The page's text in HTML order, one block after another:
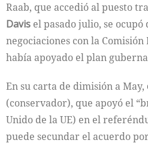
Raab, que accedió al puesto
Davis el pasado julio, se
negociaciones con la
había apoyado el plan
En su carta de dimisión a May,
(conservador), que apoyó el
Unido de la UE) en el
puede secundar el acuerdo